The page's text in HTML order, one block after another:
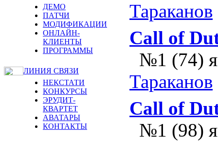
ДЕМО
ПАТЧИ
МОДИФИКАЦИИ
ОНЛАЙН-
КЛИЕНТЫ
ПРОГРАММЫ
ЛИНИЯ СВЯЗИ
НЕКСТАТИ
КОНКУРСЫ
ЭРУДИТ-
КВАРТЕТ
АВАТАРЫ
КОНТАКТЫ
Тараканов
Call of
№1 (74)
Тараканов
Call of
№1 (98)